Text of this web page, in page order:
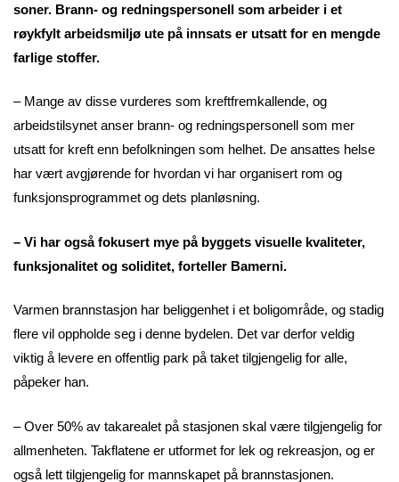
soner. Brann- og redningspersonell som arbeider i et
røykfylt arbeidsmiljø ute på innsats er utsatt for en mengde
farlige stoffer.
– Mange av disse vurderes som kreftfremkallende, og
arbeidstilsynet anser brann- og redningspersonell som mer
utsatt for kreft enn befolkningen som helhet. De ansattes helse
har vært avgjørende for hvordan vi har organisert rom og
funksjonsprogrammet og dets planløsning.
– Vi har også fokusert mye på byggets visuelle kvaliteter,
funksjonalitet og soliditet, forteller Bamerni.
Varmen brannstasjon har beliggenhet i et boligområde, og stadig
flere vil oppholde seg i denne bydelen. Det var derfor veldig
viktig å levere en offentlig park på taket tilgjengelig for alle,
påpeker han.
– Over 50% av takarealet på stasjonen skal være tilgjengelig for
allmenheten. Takflatene er utformet for lek og rekreasjon, og er
også lett tilgjengelig for mannskapet på brannstasjonen.